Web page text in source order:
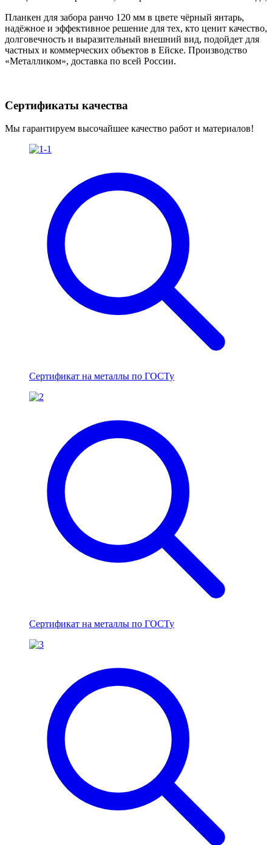
Планкен для забора ранчо 120 мм в цвете чёрный янтарь,
надёжное и эффективное решение для тех, кто ценит качество,
долговечность и выразительный внешний вид, подойдет для
частных и коммерческих объектов в Ейске. Производство
«Металликом», доставка по всей России.
Сертификаты качества
Мы гарантируем высочайшее качество работ и материалов!
Сертификат на металлы по ГОСТу
Сертификат на металлы по ГОСТу